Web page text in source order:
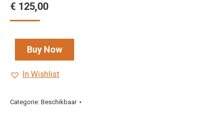
€ 125,00
Buy Now
In Wishlist
Categorie: Beschikbaar